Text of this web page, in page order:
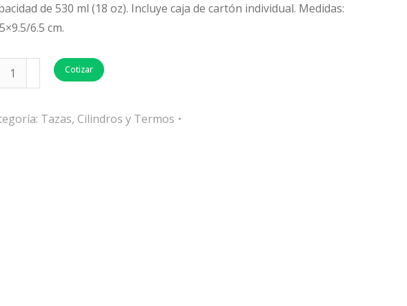
de 530 ml (18 oz). Incluye caja de cartón individual. Medidas:
6.5 cm.
Cotizar
Tazas, Cilindros y Termos